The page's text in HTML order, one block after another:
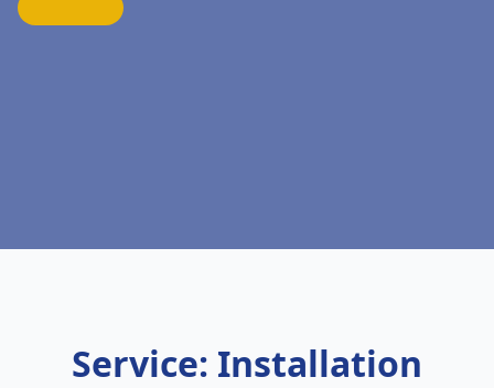
Service: Installation